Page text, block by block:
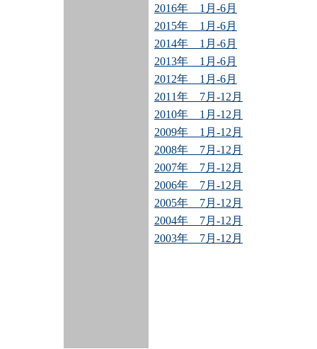
2016年 1月-6月
2015年 1月-6月
2014年 1月-6月
2013年 1月-6月
2012年 1月-6月
2011年 7月-12月
2010年 1月-12月
2009年 1月-12月
2008年 7月-12月
2007年 7月-12月
2006年 7月-12月
2005年 7月-12月
2004年 7月-12月
2003年 7月-12月